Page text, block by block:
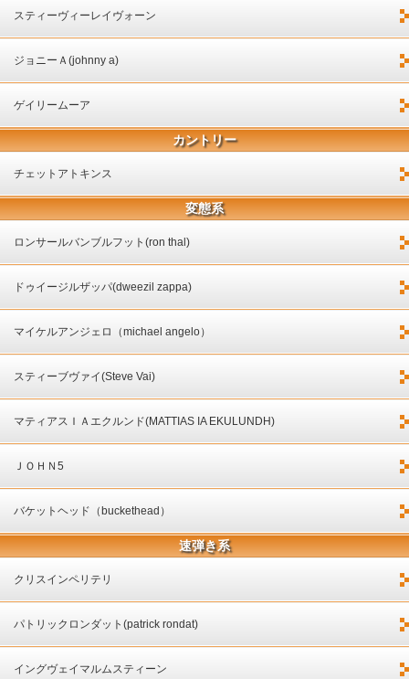
スティーヴィーレイヴォーン
ジョニーＡ(johnny a)
ゲイリームーア
カントリー
チェットアトキンス
変態系
ロンサールバンブルフット(ron thal)
ドゥイージルザッパ(dweezil zappa)
マイケルアンジェロ（michael angelo）
スティーブヴァイ(Steve Vai)
マティアスＩＡエクルンド(MATTIAS IA EKULUNDH)
ＪＯＨＮ5
バケットヘッド（buckethead）
速弾き系
クリスインペリテリ
パトリックロンダット(patrick rondat)
イングヴェイマルムスティーン